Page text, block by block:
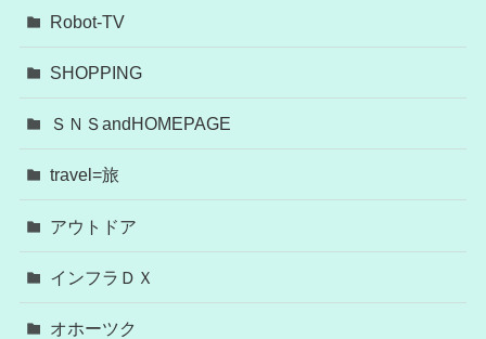
Robot-TV
SHOPPING
ＳＮＳandHOMEPAGE
travel=旅
アウトドア
インフラＤＸ
オホーツク